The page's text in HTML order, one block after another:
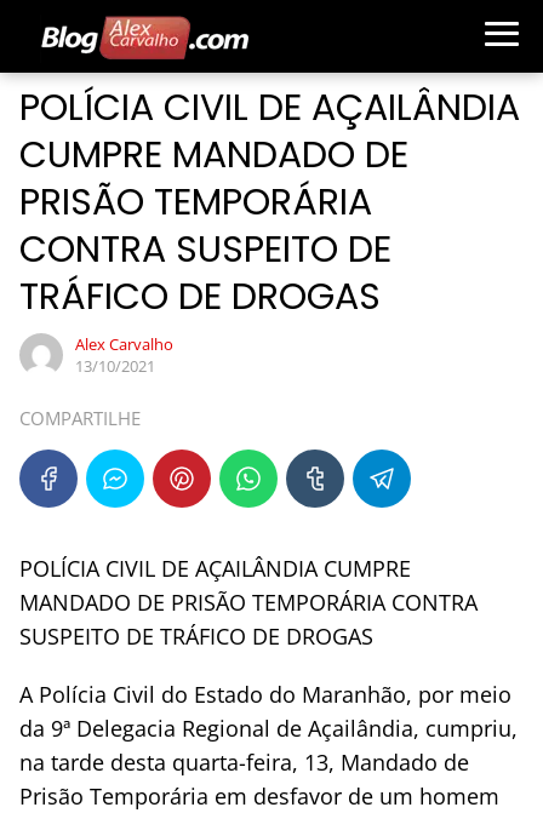
POLÍCIA CIVIL DE AÇAILÂNDIA
CUMPRE MANDADO DE
PRISÃO TEMPORÁRIA
CONTRA SUSPEITO DE
TRÁFICO DE DROGAS
Alex Carvalho
13/10/2021
COMPARTILHE
POLÍCIA CIVIL DE AÇAILÂNDIA CUMPRE
MANDADO DE PRISÃO TEMPORÁRIA CONTRA
SUSPEITO DE TRÁFICO DE DROGAS
A Polícia Civil do Estado do Maranhão, por meio
da 9ª Delegacia Regional de Açailândia, cumpriu,
na tarde desta quarta-feira, 13, Mandado de
Prisão Temporária em desfavor de um homem